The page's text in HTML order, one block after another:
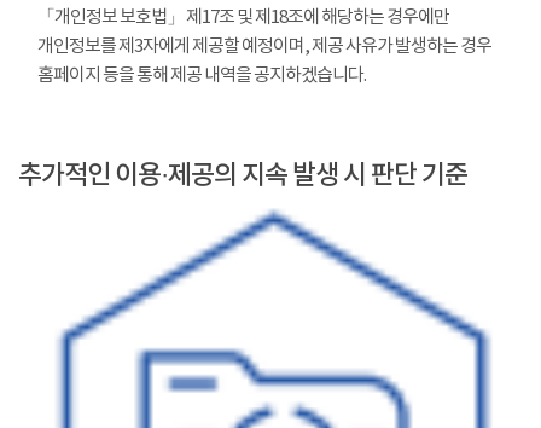
「개인정보 보호법」 제17조 및 제18조에 해당하는 경우에만
개인정보를 제3자에게 제공할 예정이며, 제공 사유가 발생하는 경우
홈페이지 등을 통해 제공 내역을 공지하겠습니다.
추가적인 이용·제공의 지속 발생 시 판단 기준